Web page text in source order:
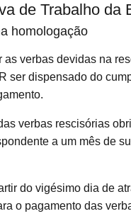
de Trabalho da
homologação
as verbas devidas na
ser dispensado do
verbas rescisórias
a um mês de
do vigésimo dia de
o pagamento das